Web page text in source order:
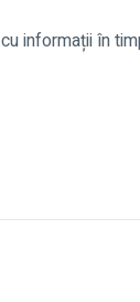
informații în